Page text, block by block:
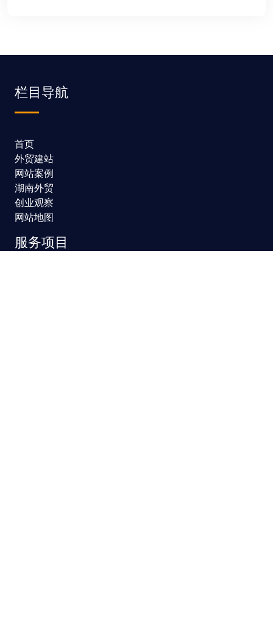
栏目导航
首页
外贸建站
网站案例
湖南外贸
创业观察
网站地图
服务项目